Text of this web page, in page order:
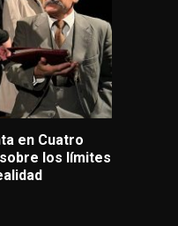
en Cuatro
los límites